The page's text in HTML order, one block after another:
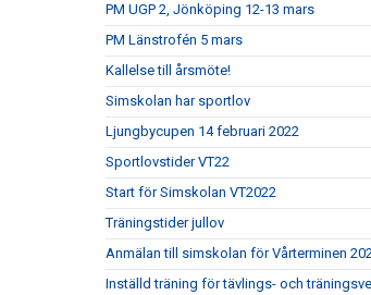
PM UGP 2, Jönköping 12-13 mars
PM Länstrofén 5 mars
Kallelse till årsmöte!
Simskolan har sportlov
Ljungbycupen 14 februari 2022
Sportlovstider VT22
Start för Simskolan VT2022
Träningstider jullov
Anmälan till simskolan för Vårterminen
Inställd träning för tävlings- och